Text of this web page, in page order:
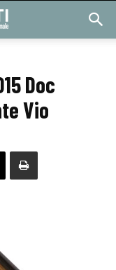
Doc
Vio